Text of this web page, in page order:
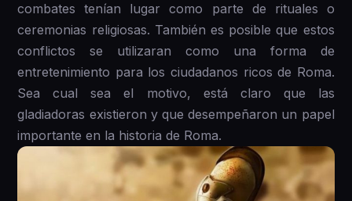
combates tenían lugar como parte de rituales o
ceremonias religiosas. También es posible que estos
conflictos se utilizaran como una forma de
entretenimiento para los ciudadanos ricos de Roma.
Sea cual sea el motivo, está claro que las
gladiadoras existieron y que desempeñaron un papel
importante en la historia de Roma.